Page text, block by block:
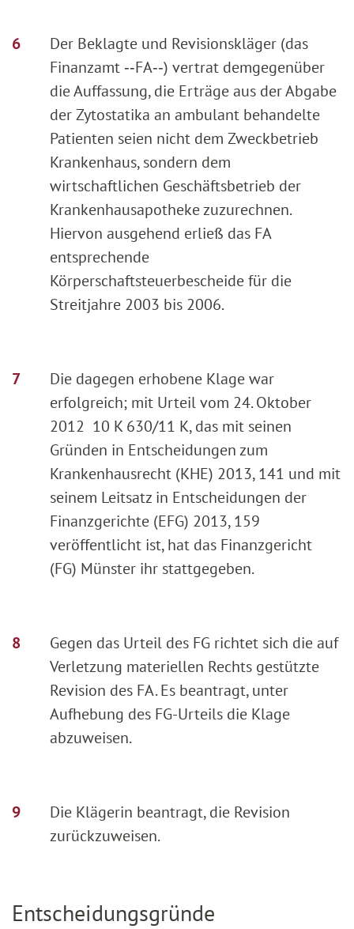
Der Beklagte und Revisionskläger (das
Finanzamt ‑‑FA‑‑) vertrat demgegenüber
die Auffassung, die Erträge aus der Abgabe
der Zytostatika an ambulant behandelte
Patienten seien nicht dem Zweckbetrieb
Krankenhaus, sondern dem
wirtschaftlichen Geschäftsbetrieb der
Krankenhausapotheke zuzurechnen.
Hiervon ausgehend erließ das FA
entsprechende
Körperschaftsteuerbescheide für die
Streitjahre 2003 bis 2006.
Die dagegen erhobene Klage war
erfolgreich; mit Urteil vom 24. Oktober
2012 10 K 630/11 K, das mit seinen
Gründen in Entscheidungen zum
Krankenhausrecht (KHE) 2013, 141 und mit
seinem Leitsatz in Entscheidungen der
Finanzgerichte (EFG) 2013, 159
veröffentlicht ist, hat das Finanzgericht
(FG) Münster ihr stattgegeben.
Gegen das Urteil des FG richtet sich die auf
Verletzung materiellen Rechts gestützte
Revision des FA. Es beantragt, unter
Aufhebung des FG-Urteils die Klage
abzuweisen.
Die Klägerin beantragt, die Revision
zurückzuweisen.
Entscheidungsgründe